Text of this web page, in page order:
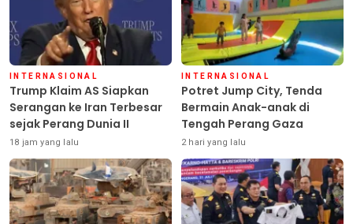
INTERNASIONAL
Trump Klaim AS Siapkan
Serangan ke Iran Terbesar
sejak Perang Dunia II
18 jam yang lalu
INTERNASIONAL
Potret Jump City, Tenda
Bermain Anak-anak di
Tengah Perang Gaza
2 hari yang lalu